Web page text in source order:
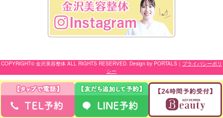
COPYRIGHT© 金沢美容整体 ALL RIGHTS RESERVED. Design by PORTALS ｜ プライバシーポリ
シー